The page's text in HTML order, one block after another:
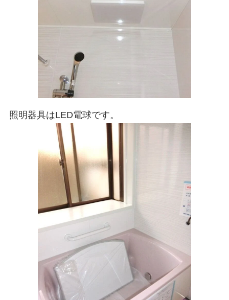
照明器具はLED電球です。